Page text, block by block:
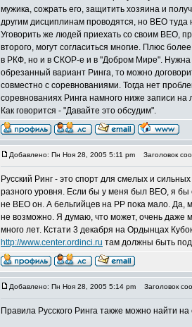
мужика, сожрать его, защитить хозяина и
другим дисциплинам проводятся, но ВЕО туда
Уговорить же людей приехать со своим ВЕО,
второго, могут согласиться многие. Плюс
в РКФ, но и в СКОР-е и в "Добром Мире". Нужна
обрезанный вариант Ринга, то можно
совместно с соревнованиями. Тогда нет
соревнованиях Ринга намного ниже записи на
Как говорится - "Давайте это обсудим".
Добавлено: Пн Ноя 28, 2005 5:11 pm Заголовок
Русский Ринг - это спорт для смелых и
разного уровня. Если бы у меня был ВЕО, я бы
не ВЕО он. А бельгийцев на РР пока мало. Да,
не возможно. Я думаю, что может, очень даже
много лет. Кстати 3 декабря на Ордынцах
http://www.center.ordinci.ru там должны быть
Добавлено: Пн Ноя 28, 2005 5:14 pm Заголовок
Правила Русского Ринга также можно найти